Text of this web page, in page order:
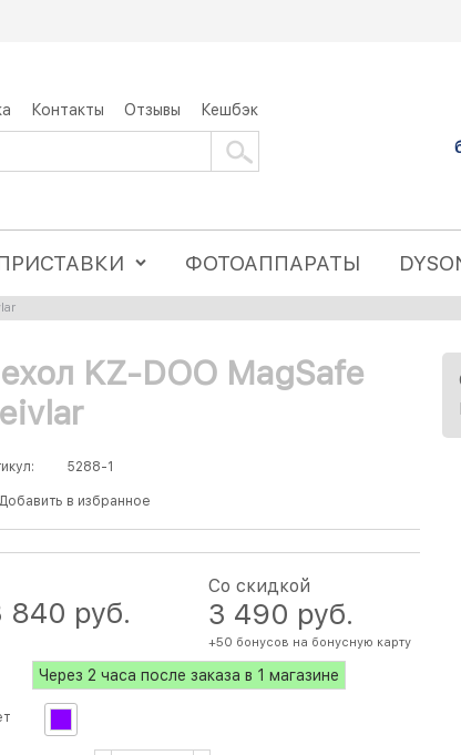
Контакты Отзывы Кешбэк
ФОТОАППАРАТЫ
KZ-DOO MagSafe
5288-1
Добавить в избранное
3 490 руб.
+50 бонусов на бонусную карту
Со скидкой
840 руб.
Через 2 часа после заказа в 1 магазине